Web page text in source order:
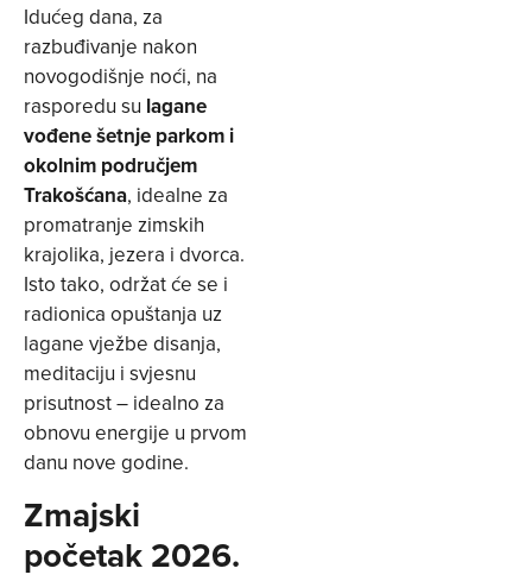
Idućeg dana, za
razbuđivanje nakon
novogodišnje noći, na
rasporedu su lagane
vođene šetnje parkom i
okolnim područjem
Trakošćana, idealne za
promatranje zimskih
krajolika, jezera i dvorca.
Isto tako, održat će se i
radionica opuštanja uz
lagane vježbe disanja,
meditaciju i svjesnu
prisutnost – idealno za
obnovu energije u prvom
danu nove godine.
Zmajski
početak 2026.